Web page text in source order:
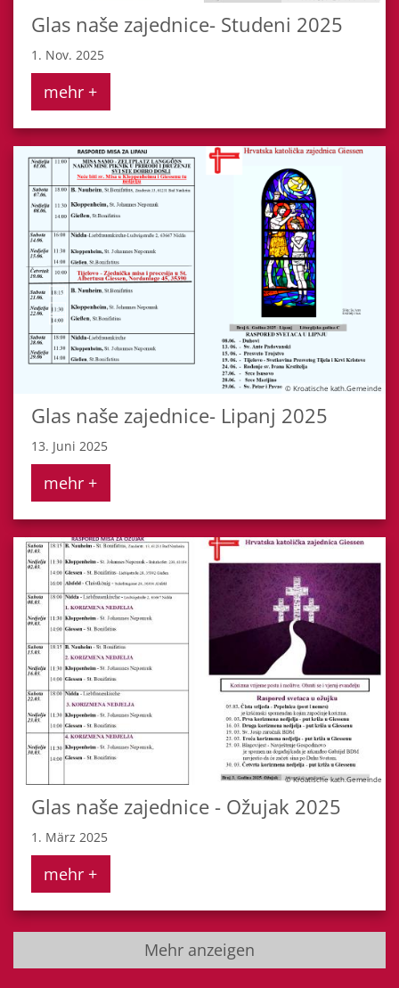
Glas naše zajednice- Studeni 2025
1. Nov. 2025
mehr +
© Kroatische kath.Gemeinde
Glas naše zajednice- Lipanj 2025
13. Juni 2025
mehr +
© Kroatische kath.Gemeinde
Glas naše zajednice - Ožujak 2025
1. März 2025
mehr +
Mehr anzeigen